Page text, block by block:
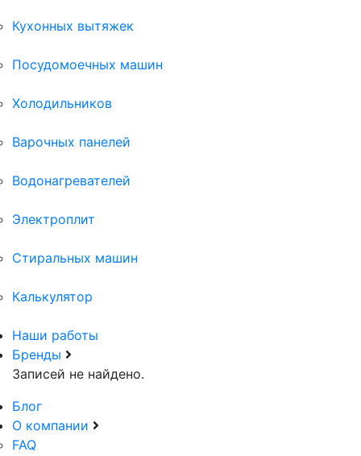
Кухонных вытяжек
Посудомоечных машин
Холодильников
Варочных панелей
Водонагревателей
Электроплит
Стиральных машин
Калькулятор
Наши работы
Бренды
Записей не найдено.
Блог
О компании
FAQ